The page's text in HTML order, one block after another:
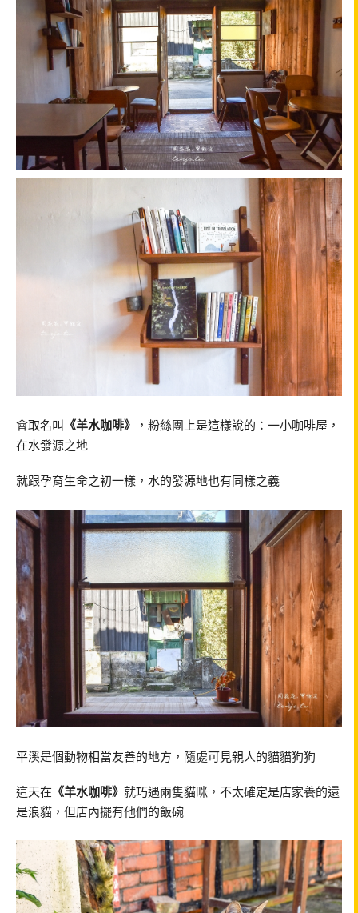
會取名叫 《羊水咖啡》
，粉絲團上是這樣說的：一小咖啡屋，
在水發源之地
就跟孕育生命之初一樣，水的發源地也有同樣之義
平溪是個動物相當友善的地方，隨處可見親人的貓貓狗狗
這天在 《羊水咖啡》 就巧遇兩隻貓咪，不太確定是店家養的還
是浪貓，但店內擺有他們的飯碗